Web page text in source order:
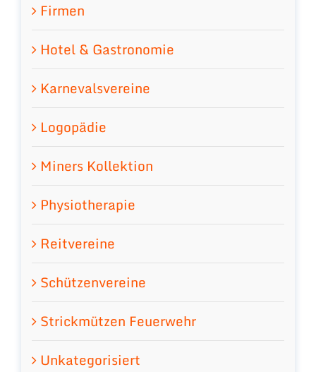
Firmen
Hotel & Gastronomie
Karnevalsvereine
Logopädie
Miners Kollektion
Physiotherapie
Reitvereine
Schützenvereine
Strickmützen Feuerwehr
Unkategorisiert